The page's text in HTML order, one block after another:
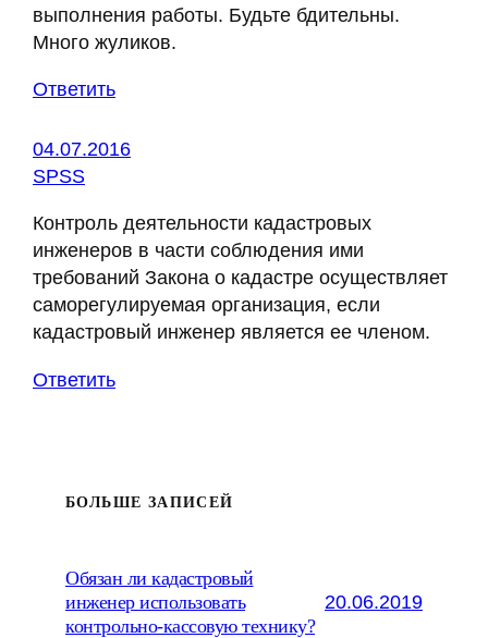
выполнения работы. Будьте бдительны.
Много жуликов.
Ответить
04.07.2016
SPSS
Контроль деятельности кадастровых
инженеров в части соблюдения ими
требований Закона о кадастре осуществляет
саморегулируемая организация, если
кадастровый инженер является ее членом.
Ответить
БОЛЬШЕ ЗАПИСЕЙ
Обязан ли кадастровый
инженер использовать
контрольно-кассовую технику?
20.06.2019